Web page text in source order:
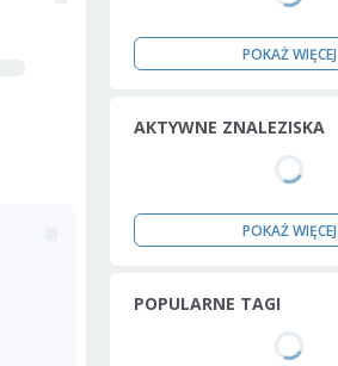
POKAŻ WIĘCEJ
AKTYWNE ZNALEZISKA
POKAŻ WIĘCEJ
POPULARNE TAGI